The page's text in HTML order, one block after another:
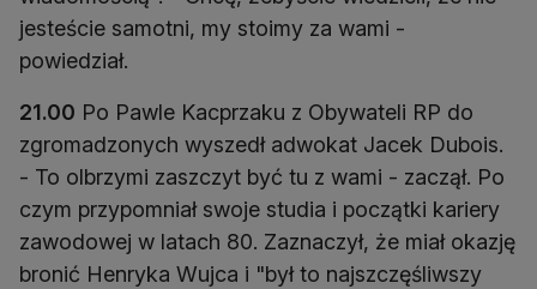
jesteście samotni, my stoimy za wami -
powiedział.
21.00 Po Pawle Kacprzaku z Obywateli RP do
zgromadzonych wyszedł adwokat Jacek Dubois.
- To olbrzymi zaszczyt być tu z wami - zaczął. Po
czym przypomniał swoje studia i początki kariery
zawodowej w latach 80. Zaznaczył, że miał okazję
bronić Henryka Wujca i "był to najszczęśliwszy